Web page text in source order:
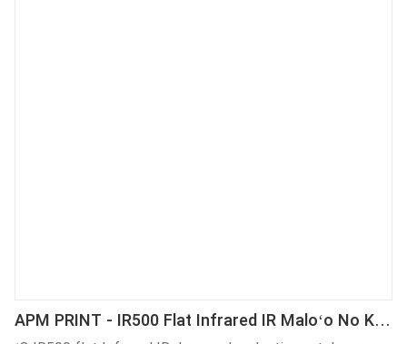
APM PRINT - IR500 Flat Infrared IR Maloʻo No Ka